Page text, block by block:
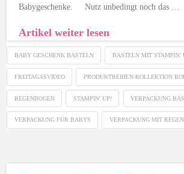
Babygeschenke. Nutz unbedingt noch das …
Artikel weiter lesen
BABY GESCHENK BASTELN BASTELN MIT STAMPIN'
FREITAGASVIDEO PRODUKTREIHEN-KOLLEKTION
REGENBOGEN STAMPIN' UP! VERPACKUNG
VERPACKUNG FÜR BABYS VERPACKUNG MIT